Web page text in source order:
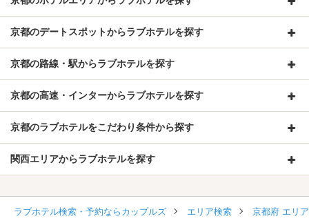
京都のデートスポットからラブホテルを探す
京都の路線・駅からラブホテルを探す
京都の高速・インターからラブホテルを探す
京都のラブホテルをこだわり条件から探す
関西エリアからラブホテルを探す
ラブホテル検索・予約ならカップルズ エリア検索 京都府 エリ